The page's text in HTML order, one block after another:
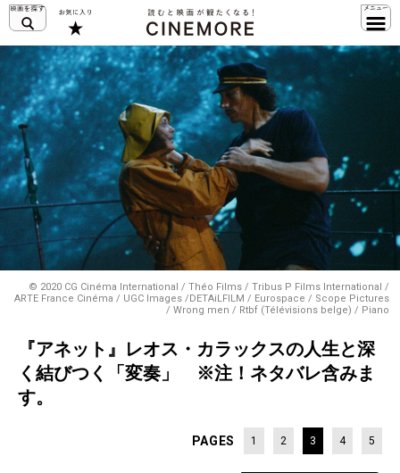
© 2020 CG Cinéma International / Théo Films / Tribus P Films International /
ARTE France Cinéma / UGC Images /DETAiLFILM / Eurospace / Scope Pictures
/ Wrong men / Rtbf (Télévisions belge) / Piano
『アネット』レオス・カラックスの人生と深
く結びつく「変奏」 ※注！ネタバレ含みま
す。
PAGES 1 2 3 4 5